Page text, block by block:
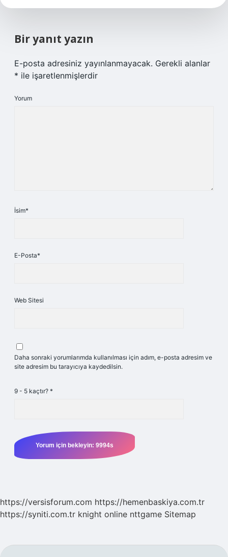
Bir yanıt yazın
E-posta adresiniz yayınlanmayacak. Gerekli alanlar
* ile işaretlenmişlerdir
Yorum
İsim*
E-Posta*
Web Sitesi
Daha sonraki yorumlarımda kullanılması için adım, e-posta adresim ve
site adresim bu tarayıcıya kaydedilsin.
9 - 5 kaçtır? *
https://versisforum.com https://hemenbaskiya.com.tr
https://syniti.com.tr knight online nttgame Sitemap